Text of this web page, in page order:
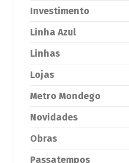
Investimento
Linha Azul
Linhas
Lojas
Metro Mondego
Novidades
Obras
Passatempos